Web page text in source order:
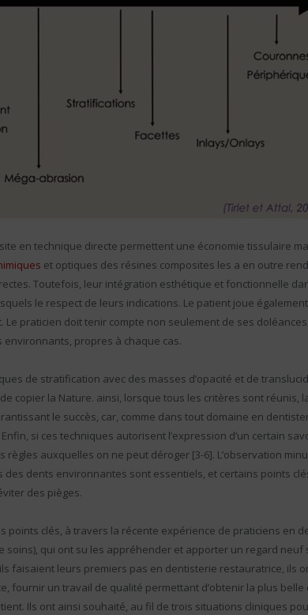
en technique directe permettent une économie tissulaire
et optiques des résines composites les a en outre
Toutefois, leur intégration esthétique et fonctionnelle
le respect de leurs indications. Le patient joue
praticien doit tenir compte non seulement de ses
propres à chaque cas.
de stratification avec des masses d’opacité et de
copier la Nature. ainsi, lorsque tous les critères sont réunis,
le succès, car, comme dans tout domaine en
si ces techniques autorisent l’expression d’un certain
auxquelles on ne peut déroger [3-6]. L’observation
des dents environnantes sont essentiels, et certains points
des pièges.
points clés, à travers la récente expérience de praticiens en
soins), qui ont su les appréhender et apporter un regard neuf
faisaient leurs premiers pas en dentisterie restauratrice, ils
fournir un travail de qualité permettant d’obtenir la plus belle
Ils ont ainsi souhaité, au fil de trois situations cliniques